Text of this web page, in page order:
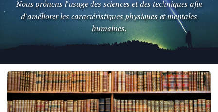
Question sociale
Risques
Contact
Nous prônons l'usage des sciences et des techniques afin
d'améliorer les caractéristiques physiques et mentales
humaines.